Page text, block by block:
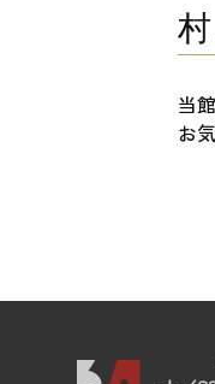
当
お